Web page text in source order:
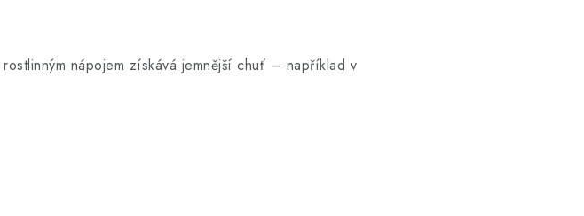
nápojem získává jemnější chuť – například v